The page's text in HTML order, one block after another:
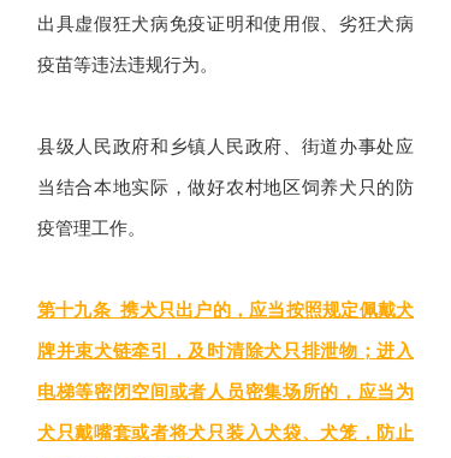
出具虚假狂犬病免疫证明和使用假、劣狂犬病
疫苗等违法违规行为。
县级人民政府和乡镇人民政府、街道办事处应
当结合本地实际，做好农村地区饲养犬只的防
疫管理工作。
第十九条 携犬只出户的，应当按照规定佩戴犬
牌并束犬链牵引，及时清除犬只排泄物；进入
电梯等密闭空间或者人员密集场所的，应当为
犬只戴嘴套或者将犬只装入犬袋、犬笼，防止